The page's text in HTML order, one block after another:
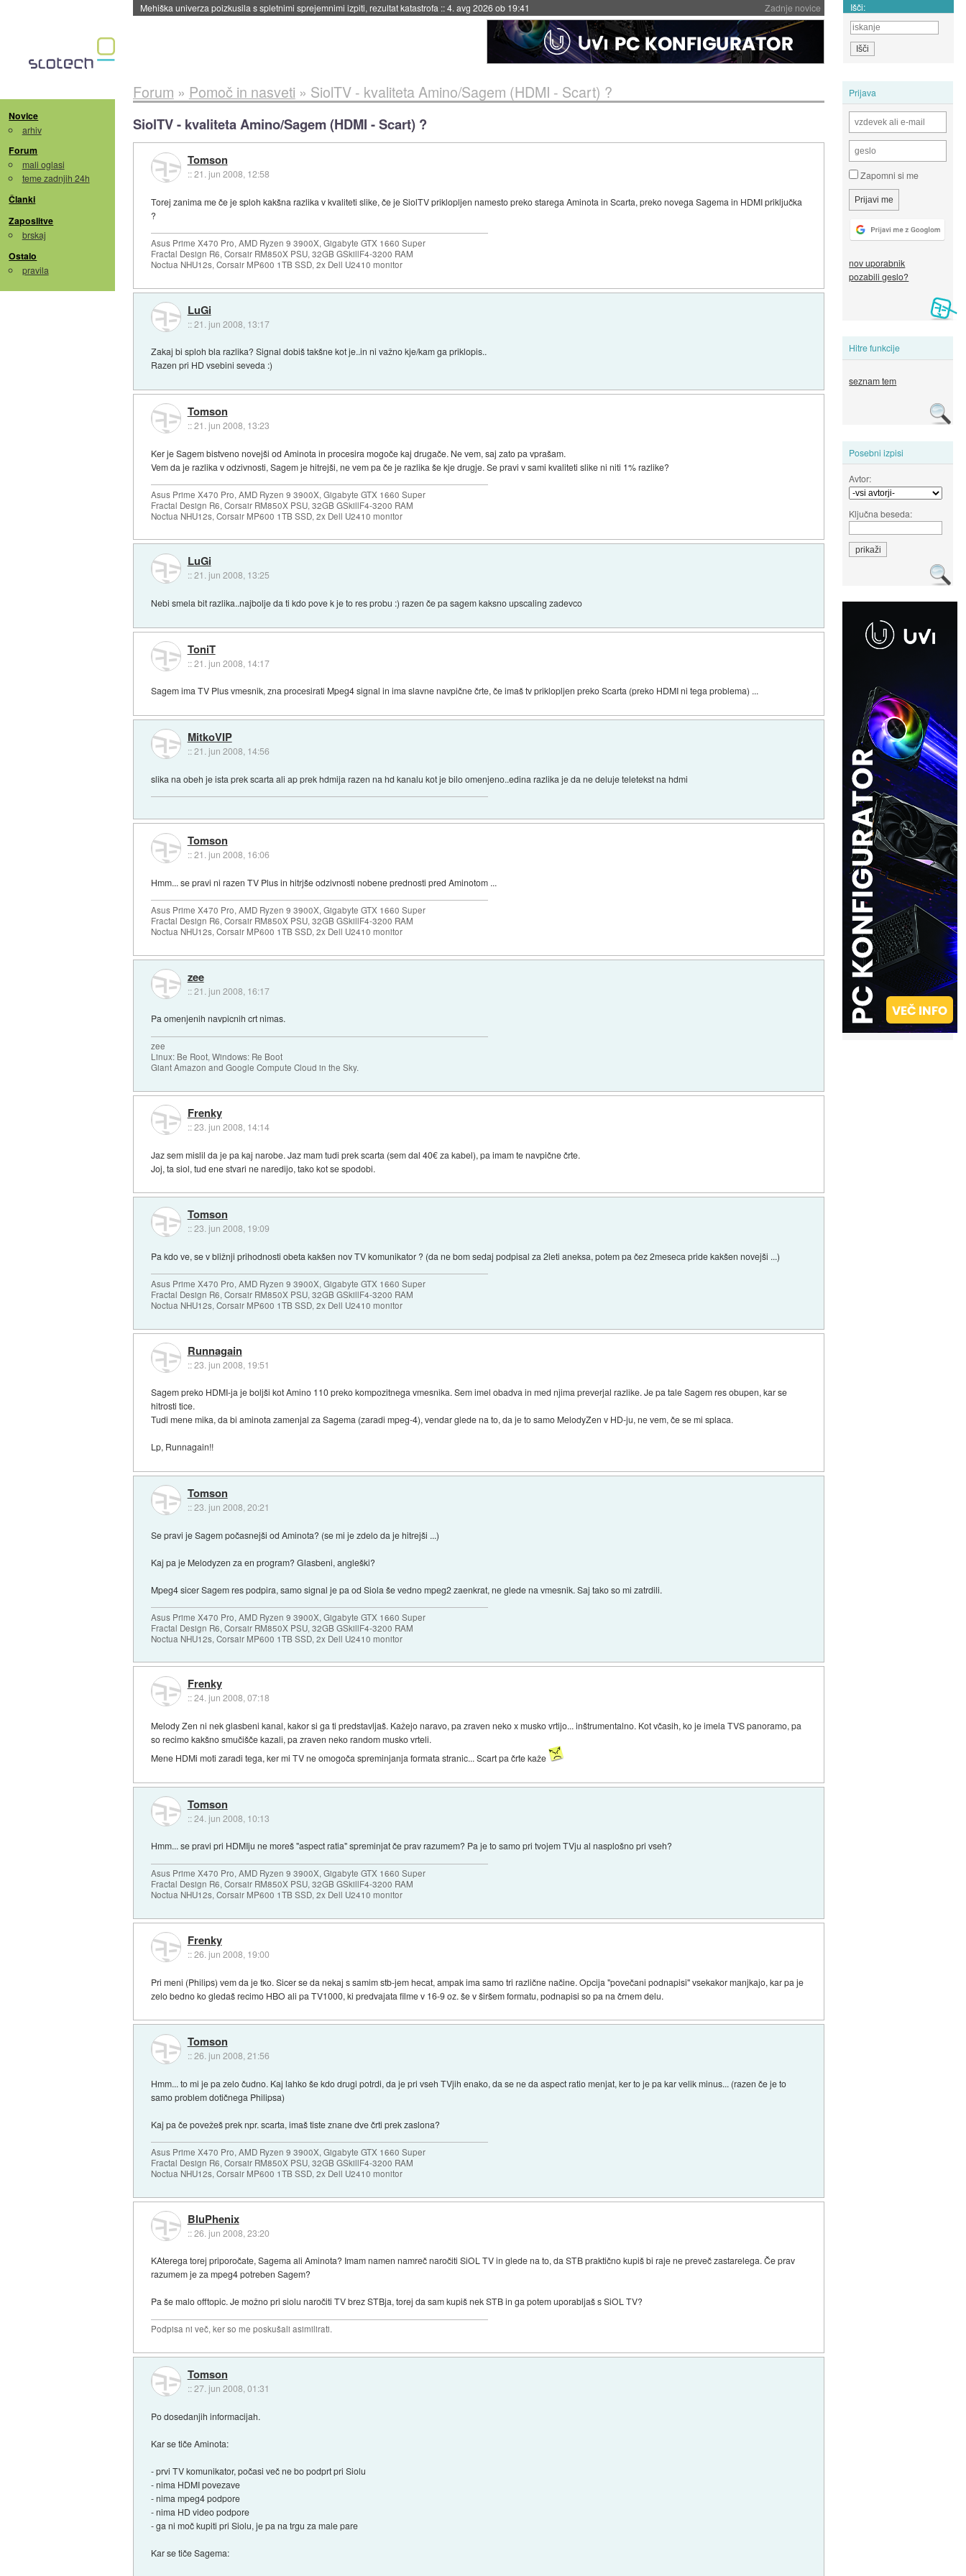
Zadnje novice
Evropska vesoljska agencija razvija svojo raketo za večkratno uporabo::4. avg 2026 ob 19:41 Išči:
Novice
arhiv
Forum
mali oglasi
teme zadnjih 24h
Članki
Zaposlitve
brskaj
Ostalo
pravila
Prijava
Zapomni si me
nov uporabnik
pozabili geslo?
Hitre funkcije
seznam tem
Posebni izpisi
Avtor:
Ključna beseda:
Forum » Pomoč in nasveti » SiolTV - kvaliteta Amino/Sagem (HDMI - Scart) ?
SiolTV - kvaliteta Amino/Sagem (HDMI - Scart) ?
Tomson
::21. jun 2008, 12:58
Torej zanima me če je sploh kakšna razlika v kvaliteti slike, če je SiolTV priklopljen namesto preko starega Aminota in Scarta, preko novega Sagema in HDMI priključka
?
Asus Prime X470 Pro, AMD Ryzen 9 3900X, Gigabyte GTX 1660 Super
Fractal Design R6, Corsair RM850X PSU, 32GB GSkillF4-3200 RAM
Noctua NHU12s, Corsair MP600 1TB SSD, 2x Dell U2410 monitor
LuGi
::21. jun 2008, 13:17
Zakaj bi sploh bla razlika? Signal dobiš takšne kot je..in ni važno kje/kam ga priklopis..
Razen pri HD vsebini seveda :)
Tomson
::21. jun 2008, 13:23
Ker je Sagem bistveno novejši od Aminota in procesira mogoče kaj drugače. Ne vem, saj zato pa vprašam.
Vem da je razlika v odzivnosti, Sagem je hitrejši, ne vem pa če je razlika še kje drugje. Se pravi v sami kvaliteti slike ni niti 1% razlike?
Asus Prime X470 Pro, AMD Ryzen 9 3900X, Gigabyte GTX 1660 Super
Fractal Design R6, Corsair RM850X PSU, 32GB GSkillF4-3200 RAM
Noctua NHU12s, Corsair MP600 1TB SSD, 2x Dell U2410 monitor
LuGi
::21. jun 2008, 13:25
Nebi smela bit razlika..najbolje da ti kdo pove k je to res probu :) razen če pa sagem kaksno upscaling zadevco
ToniT
::21. jun 2008, 14:17
Sagem ima TV Plus vmesnik, zna procesirati Mpeg4 signal in ima slavne navpične črte, če imaš tv priklopljen preko Scarta (preko HDMI ni tega problema) ...
MitkoVIP
::21. jun 2008, 14:56
slika na obeh je ista prek scarta ali ap prek hdmija razen na hd kanalu kot je bilo omenjeno..edina razlika je da ne deluje teletekst na hdmi
Tomson
::21. jun 2008, 16:06
Hmm... se pravi ni razen TV Plus in hitrjše odzivnosti nobene prednosti pred Aminotom ...
Asus Prime X470 Pro, AMD Ryzen 9 3900X, Gigabyte GTX 1660 Super
Fractal Design R6, Corsair RM850X PSU, 32GB GSkillF4-3200 RAM
Noctua NHU12s, Corsair MP600 1TB SSD, 2x Dell U2410 monitor
zee
::21. jun 2008, 16:17
Pa omenjenih navpicnih crt nimas.
zee
Linux: Be Root, Windows: Re Boot
Giant Amazon and Google Compute Cloud in the Sky.
Frenky
::23. jun 2008, 14:14
Jaz sem mislil da je pa kaj narobe. Jaz mam tudi prek scarta (sem dal 40€ za kabel), pa imam te navpične črte.
Joj, ta siol, tud ene stvari ne naredijo, tako kot se spodobi.
Tomson
::23. jun 2008, 19:09
Pa kdo ve, se v bližnji prihodnosti obeta kakšen nov TV komunikator ? (da ne bom sedaj podpisal za 2leti aneksa, potem pa čez 2meseca pride kakšen novejši ...)
Asus Prime X470 Pro, AMD Ryzen 9 3900X, Gigabyte GTX 1660 Super
Fractal Design R6, Corsair RM850X PSU, 32GB GSkillF4-3200 RAM
Noctua NHU12s, Corsair MP600 1TB SSD, 2x Dell U2410 monitor
Runnagain
::23. jun 2008, 19:51
Sagem preko HDMI-ja je boljši kot Amino 110 preko kompozitnega vmesnika. Sem imel obadva in med njima preverjal razlike. Je pa tale Sagem res obupen, kar se
hitrosti tice.
Tudi mene mika, da bi aminota zamenjal za Sagema (zaradi mpeg-4), vendar glede na to, da je to samo MelodyZen v HD-ju, ne vem, če se mi splaca.
Lp, Runnagain!!
Tomson
::23. jun 2008, 20:21
Se pravi je Sagem počasnejši od Aminota? (se mi je zdelo da je hitrejši ...)
Kaj pa je Melodyzen za en program? Glasbeni, angleški?
Mpeg4 sicer Sagem res podpira, samo signal je pa od Siola še vedno mpeg2 zaenkrat, ne glede na vmesnik. Saj tako so mi zatrdili.
Asus Prime X470 Pro, AMD Ryzen 9 3900X, Gigabyte GTX 1660 Super
Fractal Design R6, Corsair RM850X PSU, 32GB GSkillF4-3200 RAM
Noctua NHU12s, Corsair MP600 1TB SSD, 2x Dell U2410 monitor
Frenky
::24. jun 2008, 07:18
Melody Zen ni nek glasbeni kanal, kakor si ga ti predstavljaš. Kažejo naravo, pa zraven neko x musko vrtijo... inštrumentalno. Kot včasih, ko je imela TVS panoramo, pa
so recimo kakšno smučišče kazali, pa zraven neko random musko vrteli.
Mene HDMi moti zaradi tega, ker mi TV ne omogoča spreminjanja formata stranic... Scart pa črte kaže
Tomson
::24. jun 2008, 10:13
Hmm... se pravi pri HDMIju ne moreš "aspect ratia" spreminjat če prav razumem? Pa je to samo pri tvojem TVju al nasplošno pri vseh?
Asus Prime X470 Pro, AMD Ryzen 9 3900X, Gigabyte GTX 1660 Super
Fractal Design R6, Corsair RM850X PSU, 32GB GSkillF4-3200 RAM
Noctua NHU12s, Corsair MP600 1TB SSD, 2x Dell U2410 monitor
Frenky
::26. jun 2008, 19:00
Pri meni (Philips) vem da je tko. Sicer se da nekaj s samim stb-jem hecat, ampak ima samo tri različne načine. Opcija "povečani podnapisi" vsekakor manjkajo, kar pa je
zelo bedno ko gledaš recimo HBO ali pa TV1000, ki predvajata filme v 16-9 oz. še v širšem formatu, podnapisi so pa na črnem delu.
Tomson
::26. jun 2008, 21:56
Hmm... to mi je pa zelo čudno. Kaj lahko še kdo drugi potrdi, da je pri vseh TVjih enako, da se ne da aspect ratio menjat, ker to je pa kar velik minus... (razen če je to
samo problem dotičnega Philipsa)
Kaj pa če povežeš prek npr. scarta, imaš tiste znane dve črti prek zaslona?
Asus Prime X470 Pro, AMD Ryzen 9 3900X, Gigabyte GTX 1660 Super
Fractal Design R6, Corsair RM850X PSU, 32GB GSkillF4-3200 RAM
Noctua NHU12s, Corsair MP600 1TB SSD, 2x Dell U2410 monitor
BluPhenix
::26. jun 2008, 23:20
KAterega torej priporočate, Sagema ali Aminota? Imam namen namreč naročiti SiOL TV in glede na to, da STB praktično kupiš bi raje ne preveč zastarelega. Če prav
razumem je za mpeg4 potreben Sagem?
Pa še malo offtopic. Je možno pri siolu naročiti TV brez STBja, torej da sam kupiš nek STB in ga potem uporabljaš s SiOL TV?
Podpisa ni več, ker so me poskušali asimilirati.
Tomson
::27. jun 2008, 01:31
Po dosedanjih informacijah.
Kar se tiče Aminota:
- prvi TV komunikator, počasi več ne bo podprt pri Siolu
- nima HDMI povezave
- nima mpeg4 podpore
- nima HD video podpore
- ga ni moč kupiti pri Siolu, je pa na trgu za male pare
Kar se tiče Sagema: